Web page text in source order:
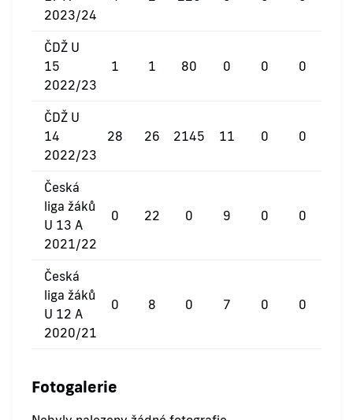
2023/24
ČDŽ U
15
2022/23
1 1 80 0 0 0
ČDŽ U
14
2022/23
28 26 2145 11 0 0
Česká
liga žáků
U 13 A
2021/22
0 22 0 9 0 0
Česká
liga žáků
U 12 A
2020/21
0 8 0 7 0 0
Fotogalerie